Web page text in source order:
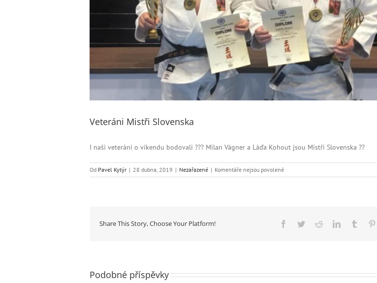
Veteráni Mistři Slovenska
I naši veteráni o víkendu bodovali ??? Milan Vágner a Láďa Kohout jsou Mistři Slovenska ??
Od Pavel Kytýr | 28 dubna, 2019 | Nezařazené | Komentáře nejsou povolenéu
textu
Slovenska
Share This Story, Choose Your Platform! Facebook
TwitterRedditLinkedInTumblr
Podobné příspěvky